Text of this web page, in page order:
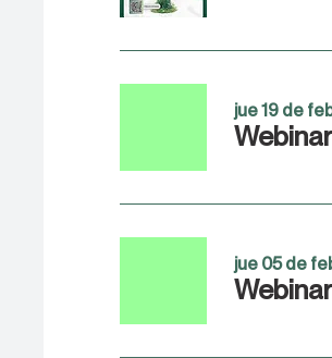
jue 19 de
jue 05 de